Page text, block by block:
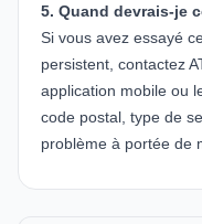
5. Quand devrais-je
Si vous avez essayé
persistent, contactez
application mobile ou
code postal, type de
problème à portée de